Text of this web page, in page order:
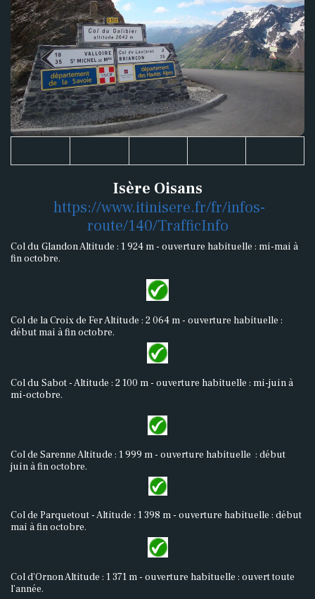
Isère Oisans
https://www.itinisere.fr/fr/infos-
route/140/TrafficInfo
Col du Glandon Altitude : 1 924 m - ouverture habituelle : mi-mai à
fin octobre.
Col de la Croix de Fer Altitude : 2 064 m - ouverture habituelle :
début mai à fin octobre.
Col du Sabot - Altitude : 2 100 m - ouverture habituelle : mi-juin à
mi-octobre.
Col de Sarenne Altitude : 1 999 m - ouverture habituelle : début
juin à fin octobre.
Col de Parquetout - Altitude : 1 398 m - ouverture habituelle : début
mai à fin octobre.
Col d’Ornon Altitude : 1 371 m - ouverture habituelle : ouvert toute
l’année.